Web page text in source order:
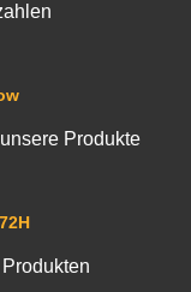
Produkte